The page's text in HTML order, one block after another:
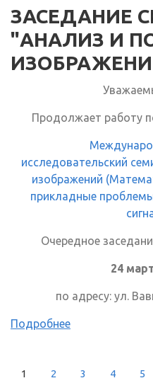
ЗАСЕДАНИЕ
"АНАЛИЗ И
Продолжает работу
исследовательский
изображений
прикладные
Очередное
24
по адресу: ул.
Подробнее
1 2 3 4 5